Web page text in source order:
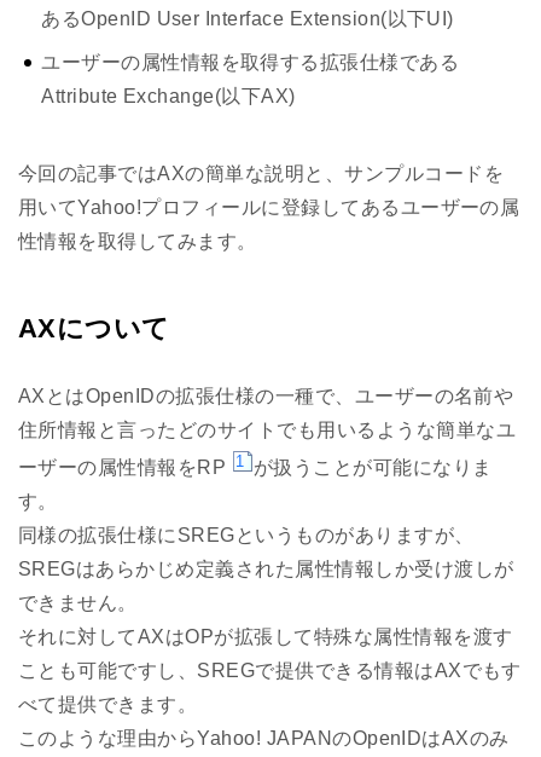
あるOpenID User Interface Extension(以下UI)
ユーザーの属性情報を取得する拡張仕様である
Attribute Exchange(以下AX)
今回の記事ではAXの簡単な説明と、サンプルコードを
用いてYahoo!プロフィールに登録してあるユーザーの属
性情報を取得してみます。
AXについて
AXとはOpenIDの拡張仕様の一種で、ユーザーの名前や
住所情報と言ったどのサイトでも用いるような簡単なユ
ーザーの属性情報をRP
1 が扱うことが可能になりま
す。
同様の拡張仕様にSREGというものがありますが、
SREGはあらかじめ定義された属性情報しか受け渡しが
できません。
それに対してAXはOPが拡張して特殊な属性情報を渡す
ことも可能ですし、SREGで提供できる情報はAXでもす
べて提供できます。
このような理由からYahoo! JAPANのOpenIDはAXのみ